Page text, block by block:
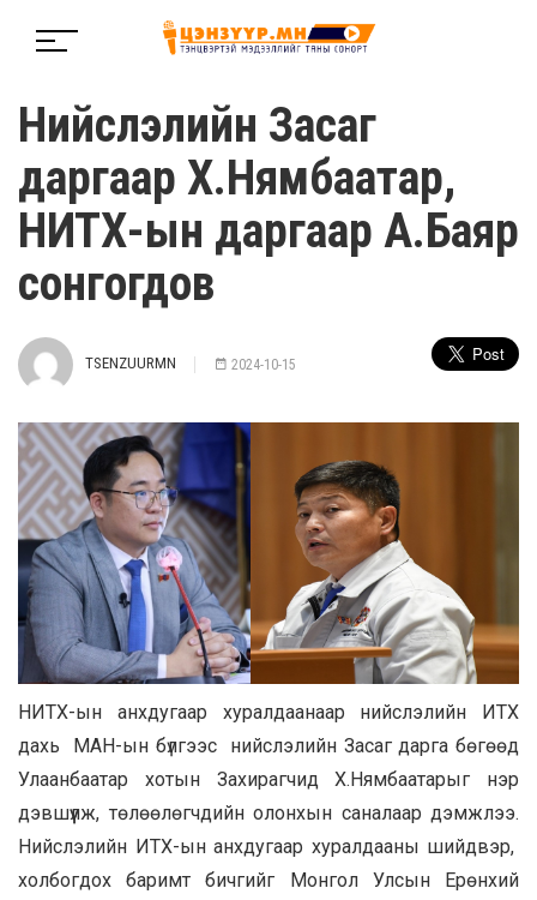
Нийслэлийн Засаг
даргаар Х.Нямбаатар,
НИТХ-ын даргаар А.Баяр
сонгогдов
TSENZUURMN 2024-10-15
НИТХ-ын анхдугаар хуралдаанаар нийслэлийн ИТХ
дахь МАН-ын бүлгээс нийслэлийн Засаг дарга бөгөөд
Улаанбаатар хотын Захирагчид Х.Нямбаатарыг нэр
дэвшүүлж, төлөөлөгчдийн олонхын саналаар дэмжлээ.
Нийслэлийн ИТХ-ын анхдугаар хуралдааны шийдвэр,
холбогдох баримт бичгийг Монгол Улсын Ерөнхий